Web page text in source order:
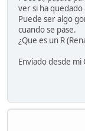
ver si ha
Puede ser algo
cuando se pase.
¿Que es un R
Enviado desde mi